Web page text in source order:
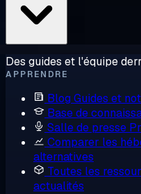
Des guides et l'équipe
APPRENDRE
Blog Guides et
Base de
Salle de presse
Comparer les
alternatives
Toutes les
actualités